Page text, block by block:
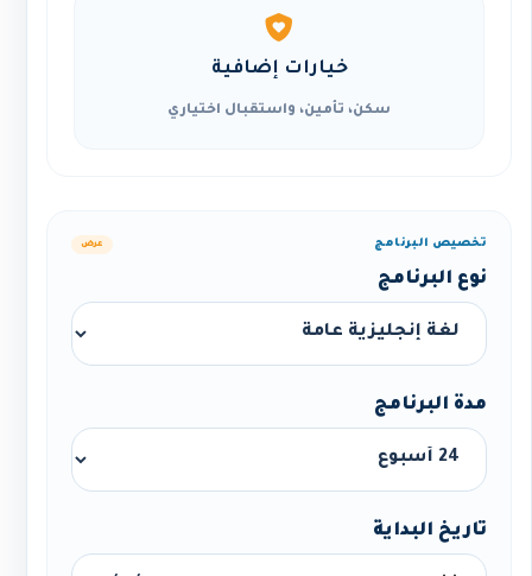
خيارات إضافية
سكن، تأمين، واستقبال اختياري
تخصيص البرنامج عرض
نوع البرنامج
مدة البرنامج
تاريخ البداية